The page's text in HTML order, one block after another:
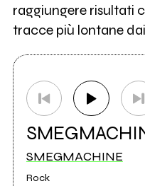
raggiungere risultati
tracce più lontane
SMEGMACHINE
Rock